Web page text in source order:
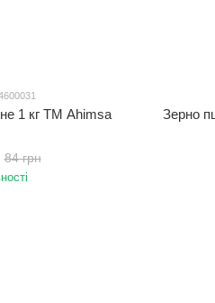
1 кг ТМ Ahimsа
84 грн
Зерно